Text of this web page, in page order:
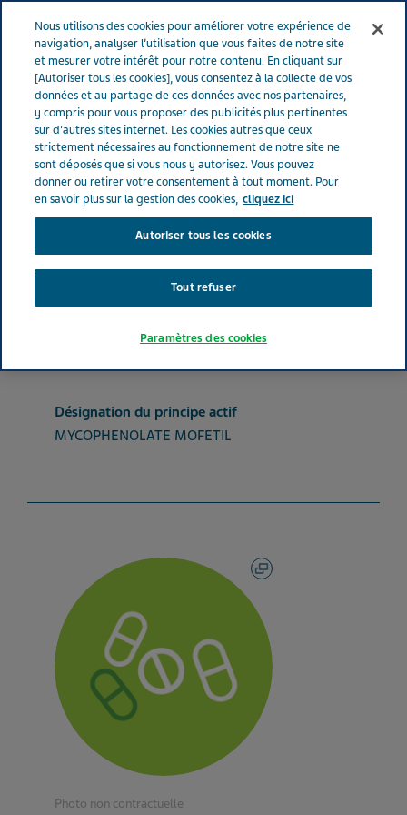
Menu
France Nos Produits MYFENAX® 500 mg (bte de 50)
MYFENAX® 500 mg (bte de
50)
IMMUNOSUPPRESSEURS MYCOPHENOLATE MOFETIL
Forme pharmaceutique
Désignation du principe actif
MYCOPHENOLATE MOFETIL
Photo non contractuelle
Nous utilisons des cookies pour améliorer votre expérience de
navigation, analyser l’utilisation que vous faites de notre site
et mesurer votre intérêt pour notre contenu. En cliquant sur
[Autoriser tous les cookies], vous consentez à la collecte de vos
données et au partage de ces données avec nos partenaires,
y compris pour vous proposer des publicités plus pertinentes
sur d'autres sites internet. Les cookies autres que ceux
strictement nécessaires au fonctionnement de notre site ne
sont déposés que si vous nous y autorisez. Vous pouvez
donner ou retirer votre consentement à tout moment. Pour
en savoir plus sur la gestion des cookies, cliquez ici
Autoriser tous les cookies
Tout refuser
Paramètres des cookies